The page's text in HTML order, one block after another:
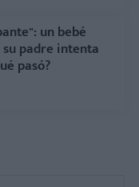
un bebé
padre intenta
pasó?